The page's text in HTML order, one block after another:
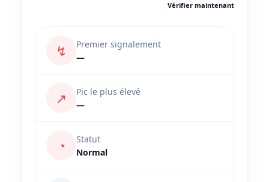
Vérifier maintenant
↯
Premier signalement
—
↗
Pic le plus élevé
—
◔
Statut
Normal